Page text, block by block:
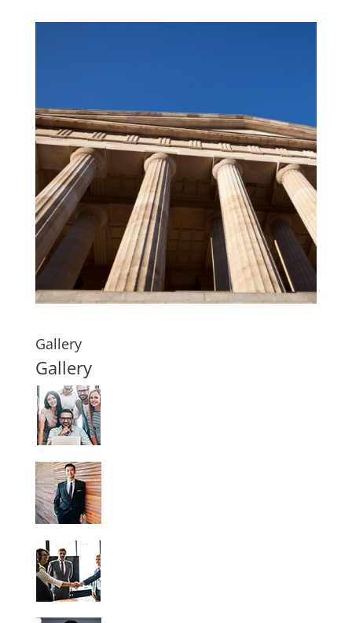
Gallery
Gallery